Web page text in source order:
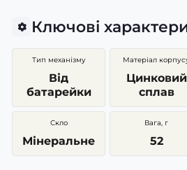
Ключові
Тип механізму
Від
батарейки
Матеріал
Цинковий
сплав
Скло
Мінеральне
Вага, г
52